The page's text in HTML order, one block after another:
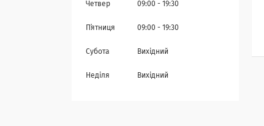
Четвер 09:00 19:30
Пʼятниця 09:00 19:30
Субота Вихідний
Неділя Вихідний